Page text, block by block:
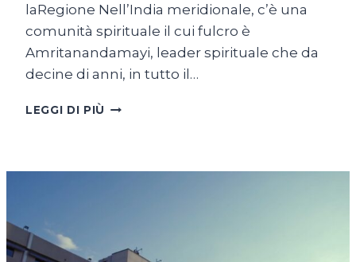
laRegione Nell’India meridionale, c’è una
comunità spirituale il cui fulcro è
Amritanandamayi, leader spirituale che da
decine di anni, in tutto il…
LEGGI DI PIÙ NEI
DOVE
INSIEME